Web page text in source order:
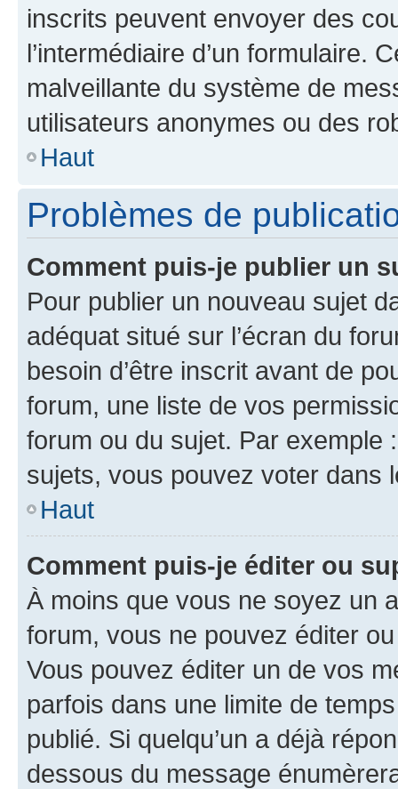
inscrits peuvent envoyer des
l’intermédiaire d’un formulaire.
malveillante du système de
utilisateurs anonymes ou des
Haut
Problèmes de
Comment puis-je publier un
Pour publier un nouveau sujet
adéquat situé sur l’écran du
besoin d’être inscrit avant de
forum, une liste de vos
forum ou du sujet. Par exemple
sujets, vous pouvez voter dans
Haut
Comment puis-je éditer ou
À moins que vous ne soyez un
forum, vous ne pouvez éditer
Vous pouvez éditer un de vos
parfois dans une limite de
publié. Si quelqu’un a déjà
dessous du message